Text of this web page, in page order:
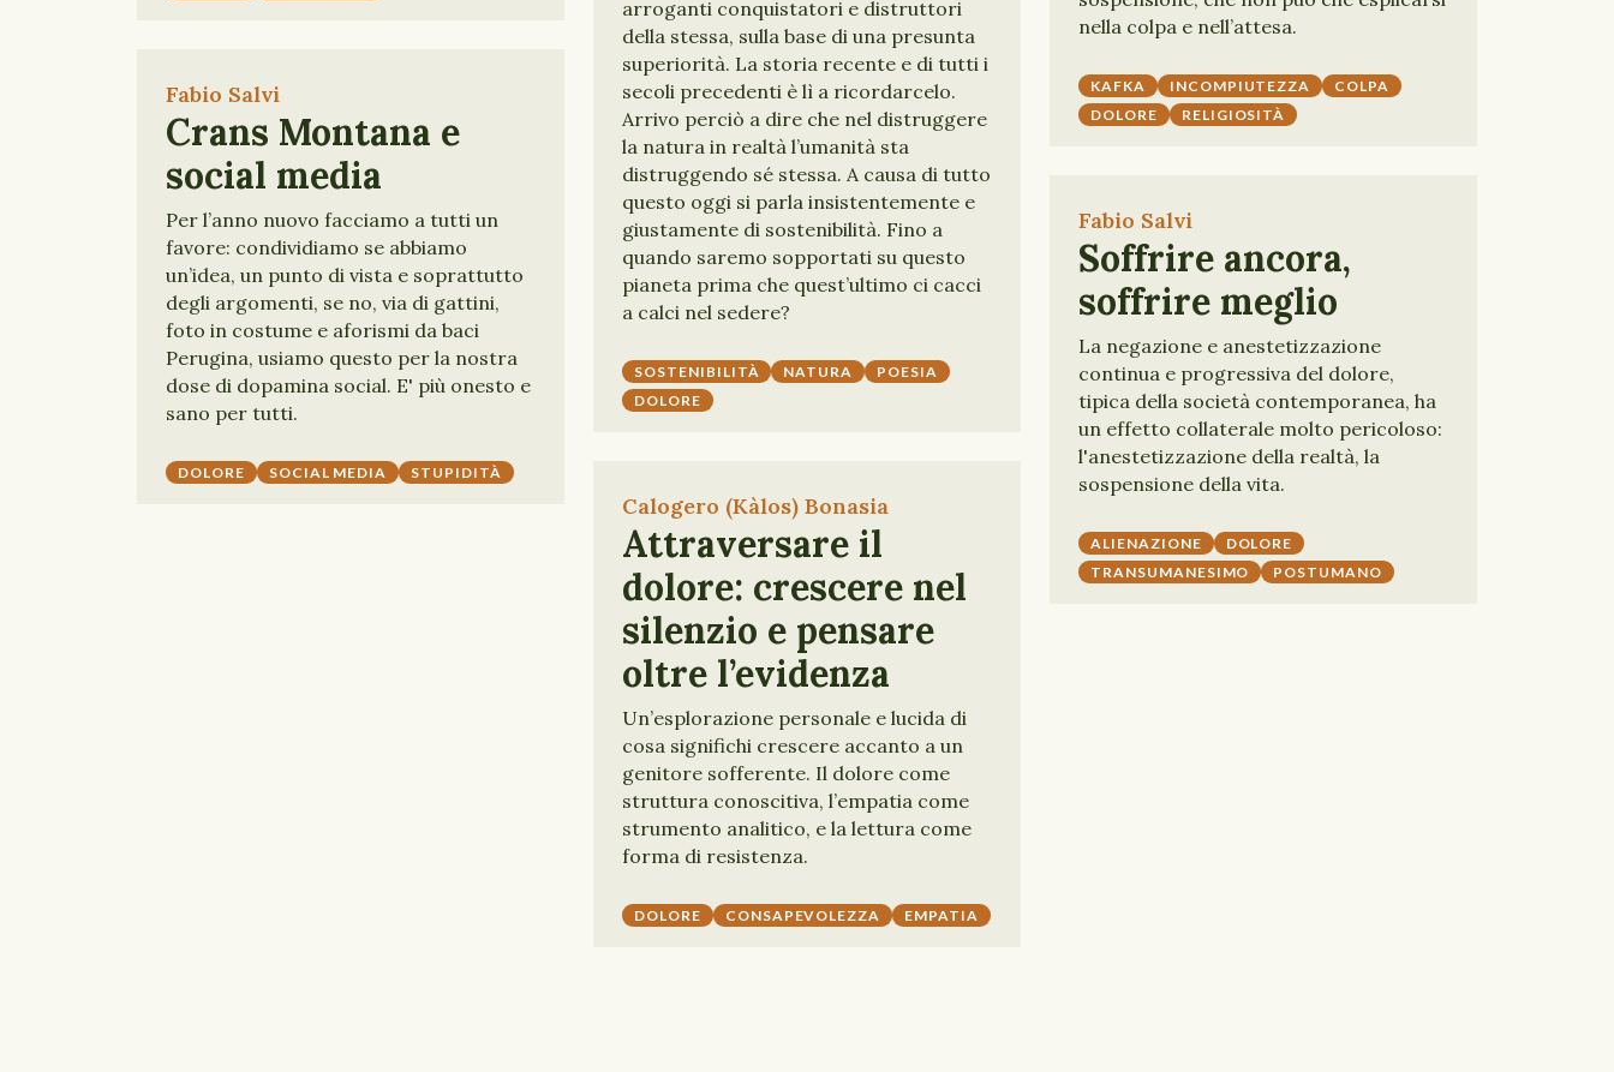
arroganti conquistatori e distruttori
della stessa, sulla base di una presunta
superiorità. La storia recente e di tutti i
secoli precedenti è lì a ricordarcelo.
Arrivo perciò a dire che nel distruggere
la natura in realtà l’umanità sta
distruggendo sé stessa. A causa di tutto
questo oggi si parla insistentemente e
giustamente di sostenibilità. Fino a
quando saremo sopportati su questo
pianeta prima che quest’ultimo ci cacci
a calci nel sedere?
SOSTENIBILITÀ NATURA
POESIA
DOLORE
nella colpa e nell’attesa.
KAFKA INCOMPIUTEZZA
COLPA
DOLORE
RELIGIOSITÀ
Fabio Salvi
Crans Montana e
social media
Per l’anno nuovo facciamo a tutti un
favore: condividiamo se abbiamo
un’idea, un punto di vista e soprattutto
degli argomenti, se no, via di gattini,
foto in costume e aforismi da baci
Perugina, usiamo questo per la nostra
dose di dopamina social. E' più onesto e
sano per tutti.
DOLORE SOCIAL MEDIA STUPIDITÀ
Fabio Salvi
Soffrire ancora,
soffrire meglio
La negazione e anestetizzazione
continua e progressiva del dolore,
tipica della società contemporanea, ha
un effetto collaterale molto pericoloso:
l'anestetizzazione della realtà, la
sospensione della vita.
ALIENAZIONE
DOLORE
TRANSUMANESIMO
POSTUMANO
Calogero (Kàlos) Bonasia
Attraversare il
dolore: crescere nel
silenzio e pensare
oltre l’evidenza
Un’esplorazione personale e lucida di
cosa significhi crescere accanto a un
genitore sofferente. Il dolore come
struttura conoscitiva, l’empatia come
strumento analitico, e la lettura come
forma di resistenza.
DOLORE CONSAPEVOLEZZA EMPATIA